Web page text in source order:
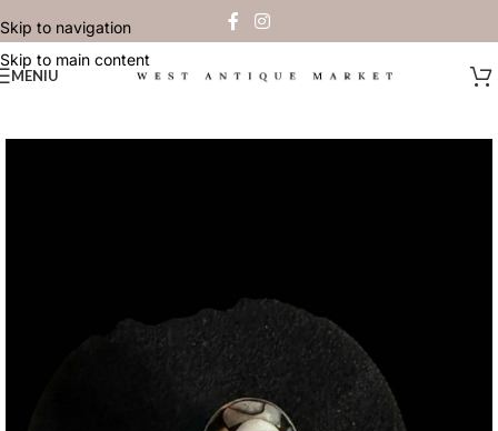
Skip to navigation
Skip to main content
MENIU